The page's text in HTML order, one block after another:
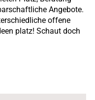
Angebote.
offene
platz! Schaut doch